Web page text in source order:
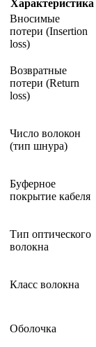
Характеристика
Вносимые
потери (Insertion
loss)
Возвратные
потери (Return
loss)
Число волокон
(тип шнура)
Буферное
покрытие кабеля
Тип оптического
волокна
Класс волокна
Оболочка